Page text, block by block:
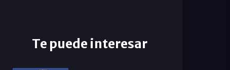
Te puede interesar